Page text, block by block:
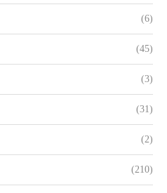
(6)
(45)
(3)
(31)
(2)
(210)